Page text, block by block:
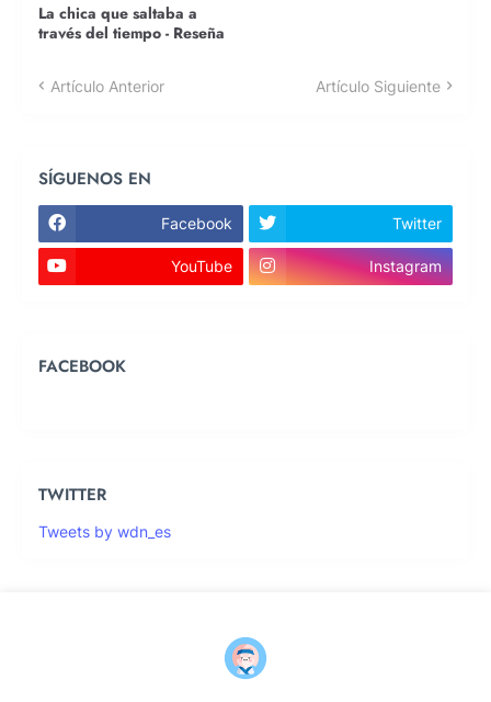
La chica que saltaba a
través del tiempo - Reseña
Artículo Anterior Artículo Siguiente
SÍGUENOS EN
Facebook Twitter
YouTube Instagram
FACEBOOK
TWITTER
Tweets by wdn_es